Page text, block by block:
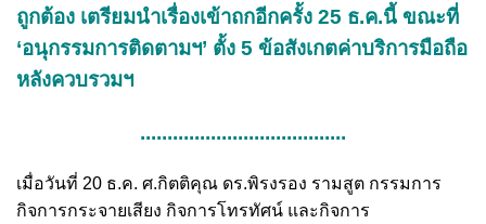
ถูกต้อง เตรียมนำเรื่องเข้าถกอีกครั้ง 25 ธ.ค.นี้ ขณะที่
‘อนุกรรมการติดตามฯ’ ตั้ง 5 ข้อสังเกตค่าบริการมือถือ
หลังควบรวมฯ
......................................
เมื่อวันที่ 20 ธ.ค. ศ.กิตติคุณ ดร.พิรงรอง รามสูต กรรมการ
กิจการกระจายเสียง กิจการโทรทัศน์ และกิจการ